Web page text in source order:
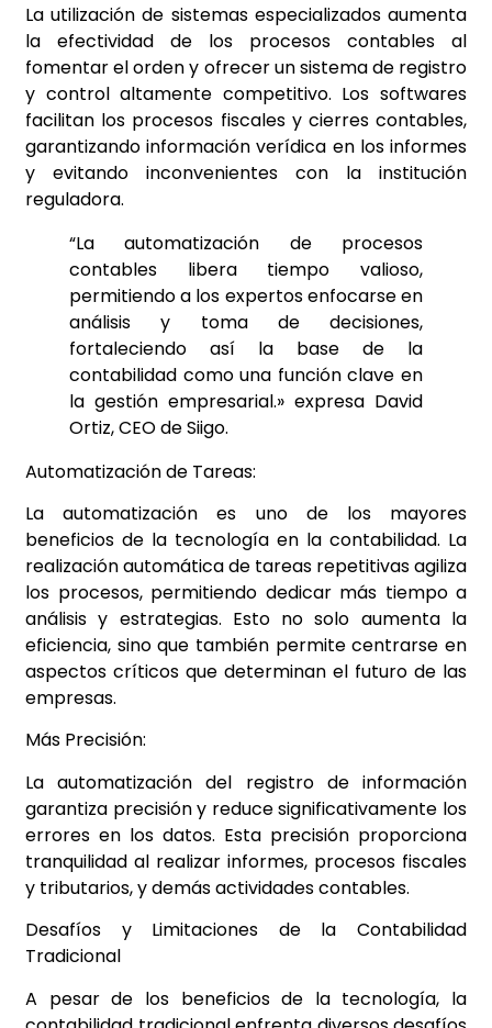
La utilización de sistemas especializados aumenta
la efectividad de los procesos contables al
fomentar el orden y ofrecer un sistema de registro
y control altamente competitivo. Los softwares
facilitan los procesos fiscales y cierres contables,
garantizando información verídica en los informes
y evitando inconvenientes con la institución
reguladora.
“La automatización de procesos
contables libera tiempo valioso,
permitiendo a los expertos enfocarse en
análisis y toma de decisiones,
fortaleciendo así la base de la
contabilidad como una función clave en
la gestión empresarial.» expresa David
Ortiz, CEO de Siigo.
Automatización de Tareas:
La automatización es uno de los mayores
beneficios de la tecnología en la contabilidad. La
realización automática de tareas repetitivas agiliza
los procesos, permitiendo dedicar más tiempo a
análisis y estrategias. Esto no solo aumenta la
eficiencia, sino que también permite centrarse en
aspectos críticos que determinan el futuro de las
empresas.
Más Precisión:
La automatización del registro de información
garantiza precisión y reduce significativamente los
errores en los datos. Esta precisión proporciona
tranquilidad al realizar informes, procesos fiscales
y tributarios, y demás actividades contables.
Desafíos y Limitaciones de la Contabilidad
Tradicional
A pesar de los beneficios de la tecnología, la